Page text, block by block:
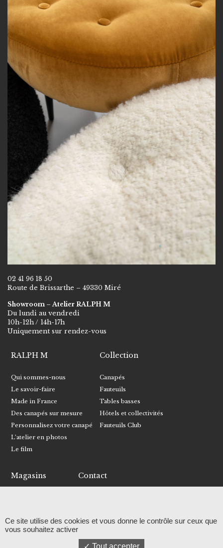
02 41 96 18 50
Route de Brissarthe – 49330 Miré
Showroom – Atelier RALPH M
Du lundi au vendredi
10h-12h / 14h-17h
Uniquement sur rendez-vous
RALPH M
Qui sommes-nous
Le savoir-faire
Made in France
Des canapés sur mesure
Personnalisez votre canapé
L’atelier en photos
Le film
Collection
Canapés
Fauteuils
Tables basses
Hôtels et collectivités
Fauteuils Club
Magasins Contact
Facebook
Linkedin
Ce site utilise des cookies et vous donne le contrôle sur ceux que
vous souhaitez activer
Tout accepter